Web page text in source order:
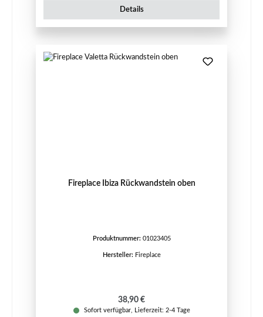
Details
Fireplace Ibiza Rückwandstein oben
Produktnummer: 01023405
Hersteller: Fireplace
Regulärer Preis:
38,90 €
Sofort verfügbar, Lieferzeit: 2-4 Tage